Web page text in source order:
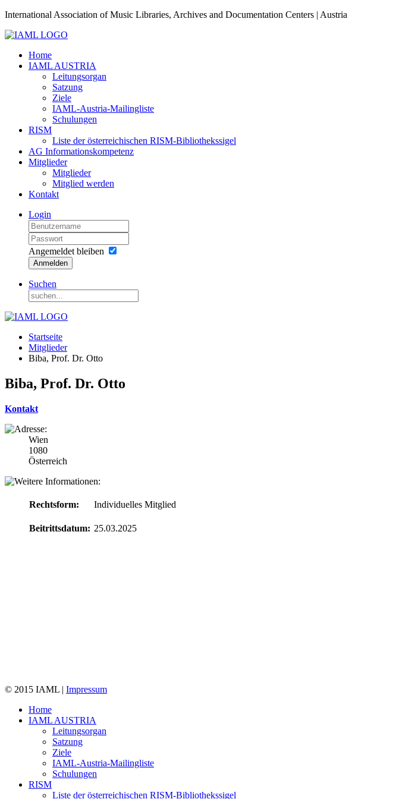
International Association of Music Libraries, Archives and Documentation Centers | Austria
Home
IAML AUSTRIA
Leitungsorgan
Satzung
Ziele
IAML-Austria-Mailingliste
Schulungen
RISM
Liste der österreichischen RISM-Bibliothekssigel
AG Informationskompetenz
Mitglieder
Mitglieder
Mitglied werden
Kontakt
Login
Angemeldet bleiben
Anmelden
Suchen
Startseite
Mitglieder
Biba, Prof. Dr. Otto
Biba, Prof. Dr. Otto
Kontakt
Wien
1080
Österreich
Rechtsform: Individuelles Mitglied
Beitrittsdatum: 25.03.2025
© 2015 IAML | Impressum
Home
IAML AUSTRIA
Leitungsorgan
Satzung
Ziele
IAML-Austria-Mailingliste
Schulungen
RISM
Liste der österreichischen RISM-Bibliothekssigel